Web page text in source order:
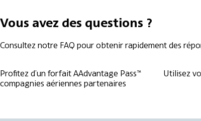
Vous avez des questions ?
Consultez notre FAQ pour obtenir rapidement des
Profitez d’un forfait AAdvantage Pass™ Utilisez
compagnies aériennes partenaires